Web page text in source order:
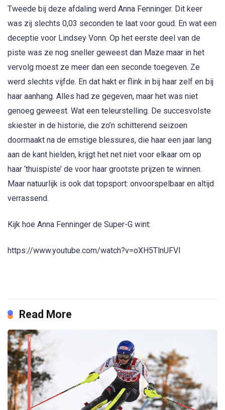
Tweede bij deze afdaling werd Anna Fenninger. Dit keer
was zij slechts 0,03 seconden te laat voor goud. En wat een
deceptie voor Lindsey Vonn. Op het eerste deel van de
piste was ze nog sneller geweest dan Maze maar in het
vervolg moest ze meer dan een seconde toegeven. Ze
werd slechts vijfde. En dat hakt er flink in bij haar zelf en bij
haar aanhang. Alles had ze gegeven, maar het was niet
genoeg geweest. Wat een teleurstelling. De succesvolste
skiester in de historie, die zo’n schitterend seizoen
doormaakt na de ernstige blessures, die haar een jaar lang
aan de kant hielden, krijgt het net niet voor elkaar om op
haar ‘thuispiste’ de voor haar grootste prijzen te winnen.
Maar natuurlijk is ook dat topsport: onvoorspelbaar en altijd
verrassend.
Kijk hoe Anna Fenninger de Super-G wint:
https://www.youtube.com/watch?v=oXH5TlnUFVI
Read More